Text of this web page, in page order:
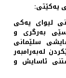
یەکێتی:
لیوای یەکی
سێی بەرگری و
سلێمانی
لەبەرامبەر
ئاسایش و